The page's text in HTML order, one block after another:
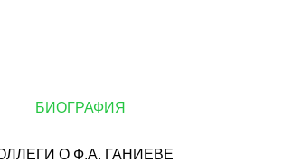
БИОГРАФИЯ
О Ф.А. ГАНИЕВЕ